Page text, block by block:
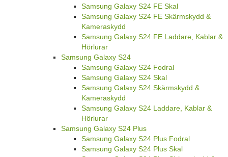
Samsung Galaxy S24 FE Skal
Samsung Galaxy S24 FE Skärmskydd &
Kameraskydd
Samsung Galaxy S24 FE Laddare, Kablar &
Hörlurar
Samsung Galaxy S24
Samsung Galaxy S24 Fodral
Samsung Galaxy S24 Skal
Samsung Galaxy S24 Skärmskydd &
Kameraskydd
Samsung Galaxy S24 Laddare, Kablar &
Hörlurar
Samsung Galaxy S24 Plus
Samsung Galaxy S24 Plus Fodral
Samsung Galaxy S24 Plus Skal